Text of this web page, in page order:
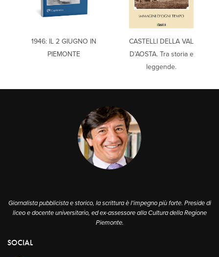
1946: IL 2 GIUGNO IN
PIEMONTE
CASTELLI DELLA VAL
D’AOSTA. Tra storia e
leggende.
Giornalista pubblicista e storico, la scrittura è l'impegno più forte. Preside di
liceo e docente universitario, ed ex-assessore alla Cultura della Regione
Piemonte.
SOCIAL